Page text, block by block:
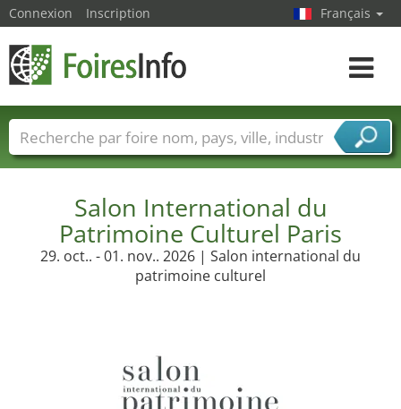
Salon International du
Patrimoine Culturel Paris
29. oct.. - 01. nov.. 2026 | Salon international du
patrimoine culturel
Connexion Inscription Français
Toggle
Foire noms Pays Villes
Secteurs de foire